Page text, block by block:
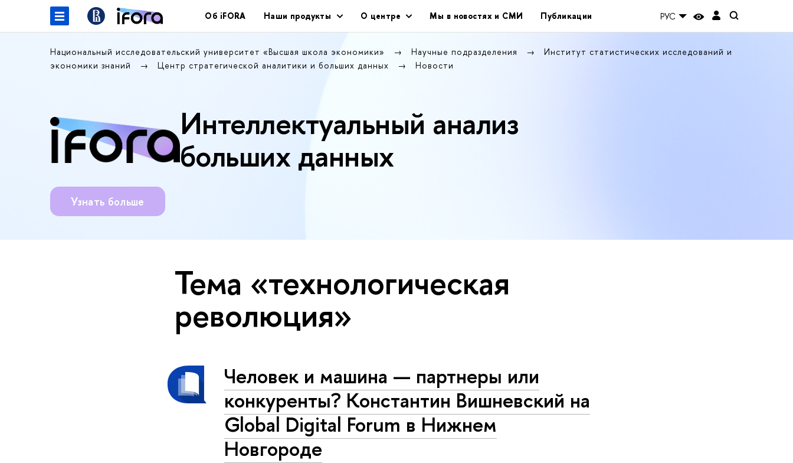
Об iFORA Наши продукты О центре Мы в новостях и СМИ Публикации РУС
Национальный исследовательский университет «Высшая школа экономики» Научные подразделения
Институт статистических исследований и
экономики знаний
Центр стратегической аналитики и больших данных Новости
Интеллектуальный анализ
больших данных
Узнать больше
Тема «технологическая
революция»
Человек и машина — партнеры или
конкуренты? Константин Вишневский на
Global Digital Forum в Нижнем
Новгороде